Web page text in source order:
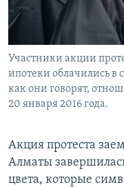
Участники акции
ипотеки облачились
как они говорят,
20 января 2016 года.
Акция протеста
Алматы
цвета, которые